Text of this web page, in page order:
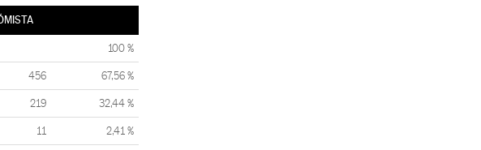
100 %
456 67,56 %
219 32,44 %
11 2,41 %